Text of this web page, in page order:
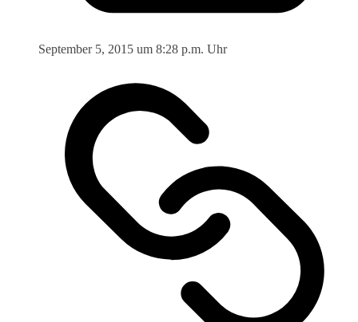
September 5, 2015 um 8:28 p.m. Uhr